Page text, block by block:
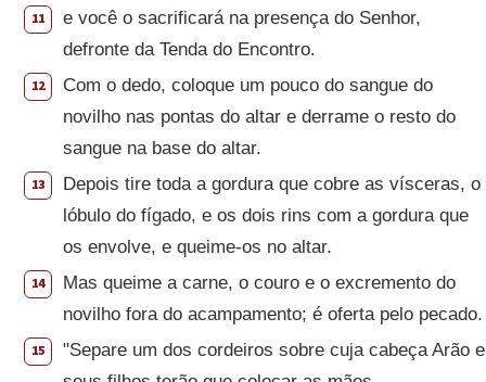
11
e você o sacrificará na presença do Senhor,
defronte da Tenda do Encontro.
12
Com o dedo, coloque um pouco do sangue do
novilho nas pontas do altar e derrame o resto do
sangue na base do altar.
13
Depois tire toda a gordura que cobre as vísceras, o
lóbulo do fígado, e os dois rins com a gordura que
os envolve, e queime-os no altar.
14
Mas queime a carne, o couro e o excremento do
novilho fora do acampamento; é oferta pelo pecado.
15
"Separe um dos cordeiros sobre cuja cabeça Arão e